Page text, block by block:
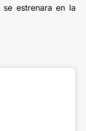
estrenara en la